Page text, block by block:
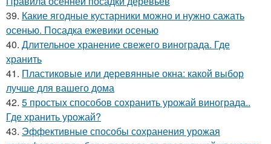
39. Какие ягодные кустарники можно и нужно сажать
осенью. Посадка ежевики осенью
40. Длительное хранение свежего винограда. Где
хранить
41. Пластиковые или деревянные окна: какой выбор
лучше для вашего дома
42. 5 простых способов сохранить урожай винограда..
Где хранить урожай?
43. Эффективные способы сохранения урожая